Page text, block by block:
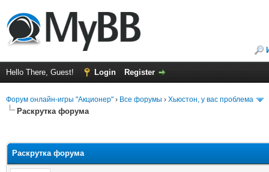
Hello There, Guest! Login Register
Форум онлайн-игры "Акционер" › Все форумы › Хьюстон, у вас проблема
Раскрутка форума
Раскрутка форума